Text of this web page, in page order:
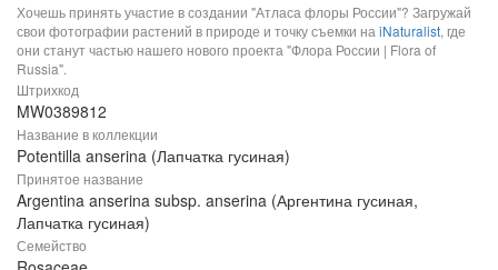
Хочешь принять участие в создании "Атласа флоры России"? Загружай
свои фотографии растений в природе и точку съемки на iNaturalist, где
они станут частью нашего нового проекта "Флора России | Flora of
Russia".
Штрихкод
MW0389812
Название в коллекции
Potentilla anserina (Лапчатка гусиная)
Принятое название
Argentina anserina subsp. anserina (Аргентина гусиная,
Лапчатка гусиная)
Семейство